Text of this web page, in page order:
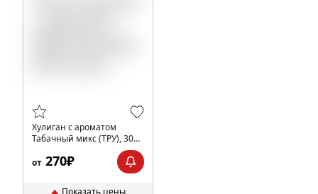
Хулиган с ароматом
Табачный микс (ТРУ), 30
от 270₽
Показать цены